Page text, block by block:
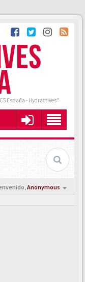
España - Hydractives"
Anonymous